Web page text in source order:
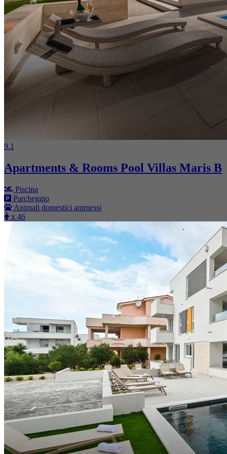
9.1
Apartments & Rooms Pool Villas Maris B
Piscina
Parcheggio
Animali domestici ammessi
x 46